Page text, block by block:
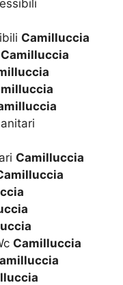
Camilluccia
Camilluccia
Camilluccia
Camilluccia